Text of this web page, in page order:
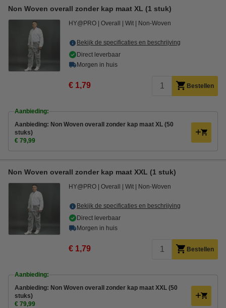
Non Woven overall zonder kap maat XL (1 stuk)
HY@PRO Overall Wit Non-Woven
Bekijk de specificaties en beschrijving
Direct leverbaar
Morgen in huis
€ 1,79 Bestellen
Aanbieding:
Aanbieding: Non Woven overall zonder kap maat XL (50
stuks)
€ 79,99
Non Woven overall zonder kap maat XXL (1 stuk)
HY@PRO Overall Wit Non-Woven
Bekijk de specificaties en beschrijving
Direct leverbaar
Morgen in huis
€ 1,79 Bestellen
Aanbieding:
Aanbieding: Non Woven overall zonder kap maat XXL (50
stuks)
€ 79,99